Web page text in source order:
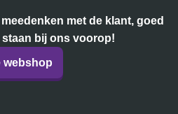
met de klant, goed
bij ons voorop!
webshop